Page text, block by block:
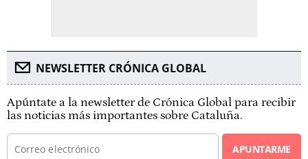
NEWSLETTER CRÓNICA GLOBAL
Apúntate a la newsletter de Crónica Global para recibir
las noticias más importantes sobre Cataluña.
APUNTARME